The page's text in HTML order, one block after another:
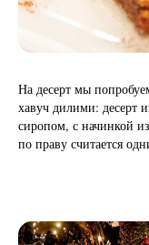
На десерт мы
хавуч дилими: десерт
сиропом, с начинкой
по праву считается